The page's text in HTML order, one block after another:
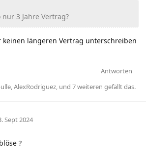
nur 3 Jahre Vertrag?
keinen längeren Vertrag unterschreiben
Antworten
,AlexRodriguez, und 7weiteren gefällt das.
Sept 2024
?